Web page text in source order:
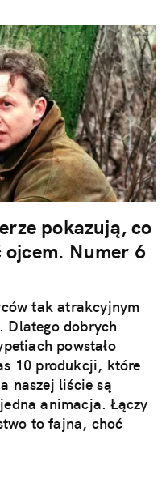
pokazują, co
ojcem. Numer 6
tak atrakcyjnym
Dlatego dobrych
powstało
10 produkcji, które
naszej liście są
animacja. Łączy
to fajna, choć